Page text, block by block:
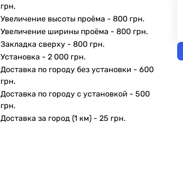
грн.
Увеличение высоты проёма - 800 грн.
Увеличение ширины проёма - 800 грн.
Закладка сверху - 800 грн.
Установка -2 000 грн.
Доставка по городу без установки -600
грн.
Доставка по городу с установкой -500
грн.
Доставка за город (1 км) -25 грн.